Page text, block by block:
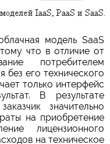
модель SaaS
что в отличие от
потребителем
без его технического
только интерфейс
В результате
значительно
на приобретение
лицензионного
на техническое